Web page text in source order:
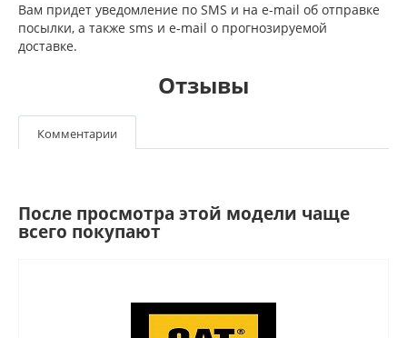
Вам придет уведомление по SMS и на e-mail об отправке
посылки, а также sms и e-mail о прогнозируемой
доставке.
Отзывы
Комментарии
После просмотра этой модели чаще
всего покупают